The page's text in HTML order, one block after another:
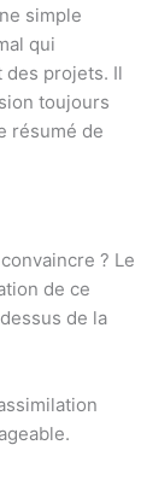
simple
qui
des projets. Il
toujours
résumé de
? Le
de ce
de la